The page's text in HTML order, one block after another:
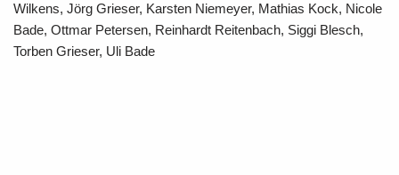
Wilkens, Jörg Grieser, Karsten Niemeyer, Mathias Kock, Nicole
Bade, Ottmar Petersen, Reinhardt Reitenbach, Siggi Blesch,
Torben Grieser, Uli Bade